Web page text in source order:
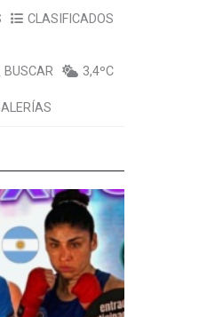
CLASIFICADOS
BUSCAR 3,4ºC